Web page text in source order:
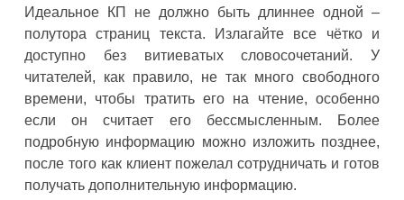
Идеальное КП не должно быть длиннее одной –
полутора страниц текста. Излагайте все чётко и
доступно без витиеватых словосочетаний. У
читателей, как правило, не так много свободного
времени, чтобы тратить его на чтение, особенно
если он считает его бессмысленным. Более
подробную информацию можно изложить позднее,
после того как клиент пожелал сотрудничать и готов
получать дополнительную информацию.